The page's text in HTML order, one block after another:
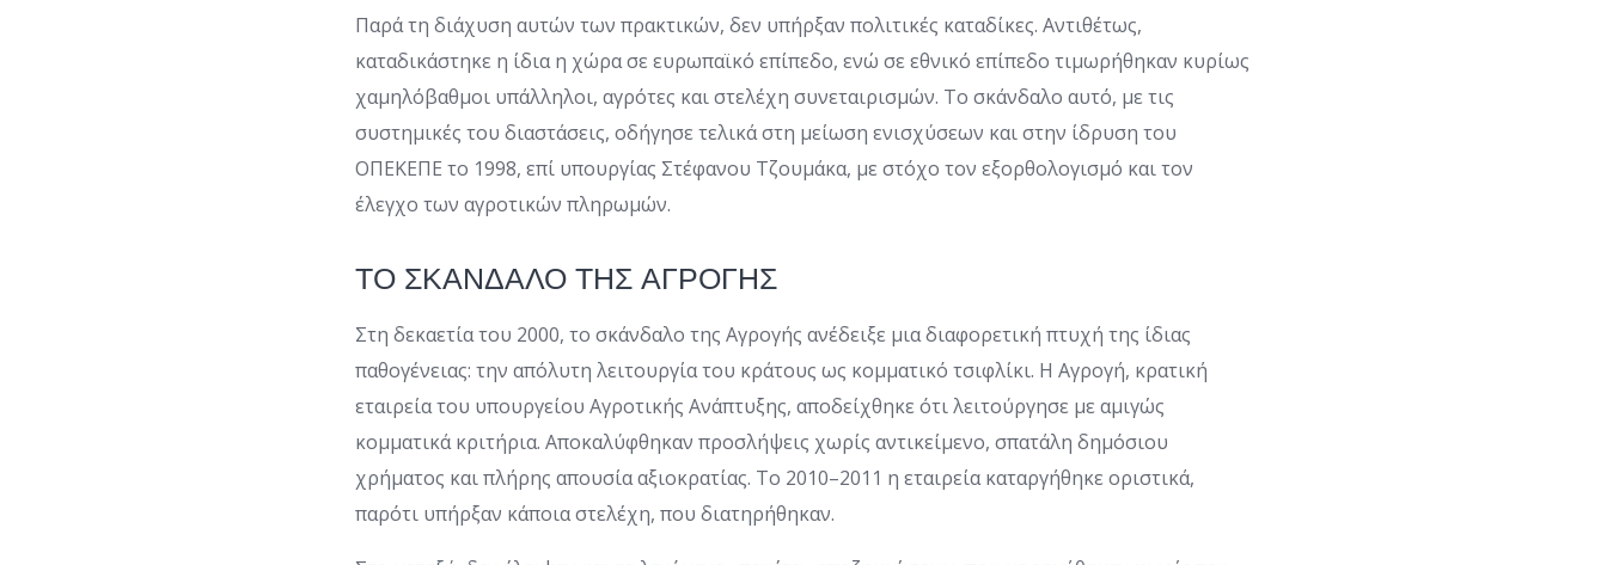
Παρά τη διάχυση αυτών των πρακτικών, δεν υπήρξαν πολιτικές καταδίκες. Αντιθέτως,
καταδικάστηκε η ίδια η χώρα σε ευρωπαϊκό επίπεδο, ενώ σε εθνικό επίπεδο τιμωρήθηκαν κυρίως
χαμηλόβαθμοι υπάλληλοι, αγρότες και στελέχη συνεταιρισμών. Το σκάνδαλο αυτό, με τις
συστημικές του διαστάσεις, οδήγησε τελικά στη μείωση ενισχύσεων και στην ίδρυση του
ΟΠΕΚΕΠΕ το 1998, επί υπουργίας Στέφανου Τζουμάκα, με στόχο τον εξορθολογισμό και τον
έλεγχο των αγροτικών πληρωμών.
ΤΟ ΣΚΑΝΔΑΛΟ ΤΗΣ ΑΓΡΟΓΗΣ
Στη δεκαετία του 2000, το σκάνδαλο της Αγρογής ανέδειξε μια διαφορετική πτυχή της ίδιας
παθογένειας: την απόλυτη λειτουργία του κράτους ως κομματικό τσιφλίκι. Η Αγρογή, κρατική
εταιρεία του υπουργείου Αγροτικής Ανάπτυξης, αποδείχθηκε ότι λειτούργησε με αμιγώς
κομματικά κριτήρια. Αποκαλύφθηκαν προσλήψεις χωρίς αντικείμενο, σπατάλη δημόσιου
χρήματος και πλήρης απουσία αξιοκρατίας. Το 2010–2011 η εταιρεία καταργήθηκε οριστικά,
παρότι υπήρξαν κάποια στελέχη, που διατηρήθηκαν.